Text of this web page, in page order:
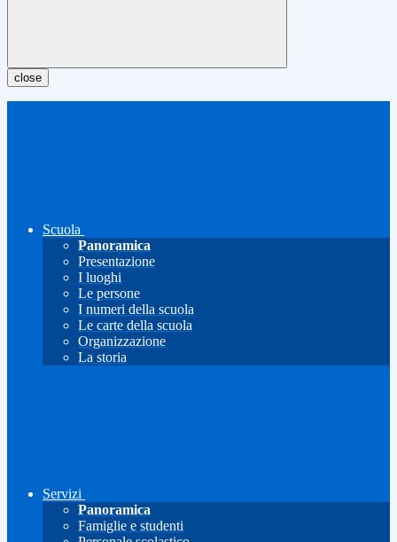
close
Scuola
Panoramica
Presentazione
I luoghi
Le persone
I numeri della scuola
Le carte della scuola
Organizzazione
La storia
Servizi
Panoramica
Famiglie e studenti